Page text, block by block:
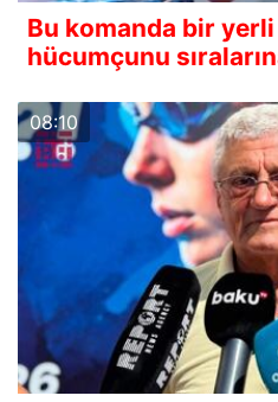
Bu komanda bir
hücumçunu
08:10